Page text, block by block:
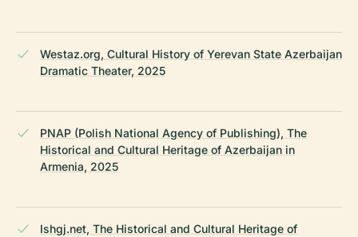
Westaz.org, Cultural History of Yerevan State Azerbaijan
Dramatic Theater, 2025
PNAP (Polish National Agency of Publishing), The
Historical and Cultural Heritage of Azerbaijan in
Armenia, 2025
Ishgj.net, The Historical and Cultural Heritage of